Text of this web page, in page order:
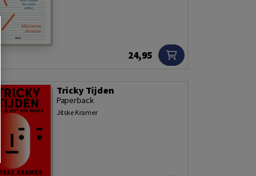
24,95
Tricky Tijden
Jitske Kramer
Paperback